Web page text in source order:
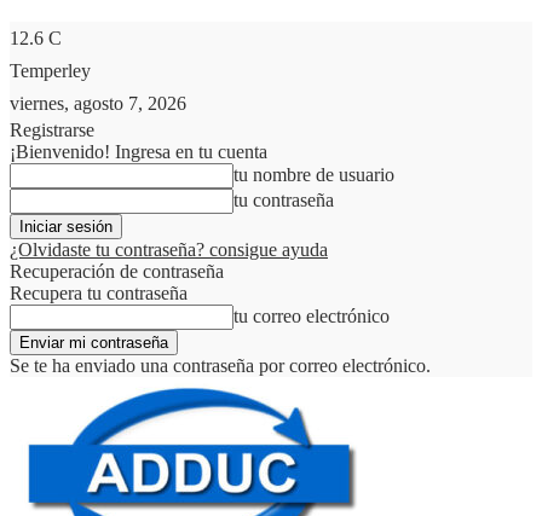
12.6 C
Temperley
viernes, agosto 7, 2026
Registrarse
¡Bienvenido! Ingresa en tu cuenta
tu nombre de usuario
tu contraseña
¿Olvidaste tu contraseña? consigue ayuda
Recuperación de contraseña
Recupera tu contraseña
tu correo electrónico
Se te ha enviado una contraseña por correo electrónico.